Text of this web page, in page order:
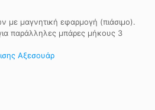
με μαγνητική εφαρμογή (πιάσιμο).
παράλληλες μπάρες μήκους 3
Αξεσουάρ